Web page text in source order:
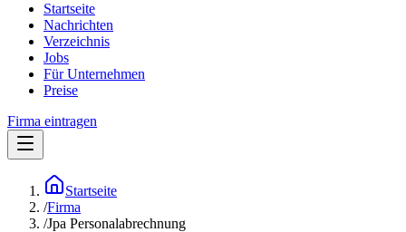
Startseite
Nachrichten
Verzeichnis
Jobs
Für Unternehmen
Preise
Firma eintragen
Startseite
/Firma
/Jpa Personalabrechnung